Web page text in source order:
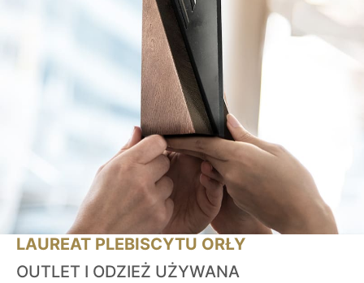
LAUREAT PLEBISCYTU ORŁY
OUTLET I ODZIEŻ UŻYWANA